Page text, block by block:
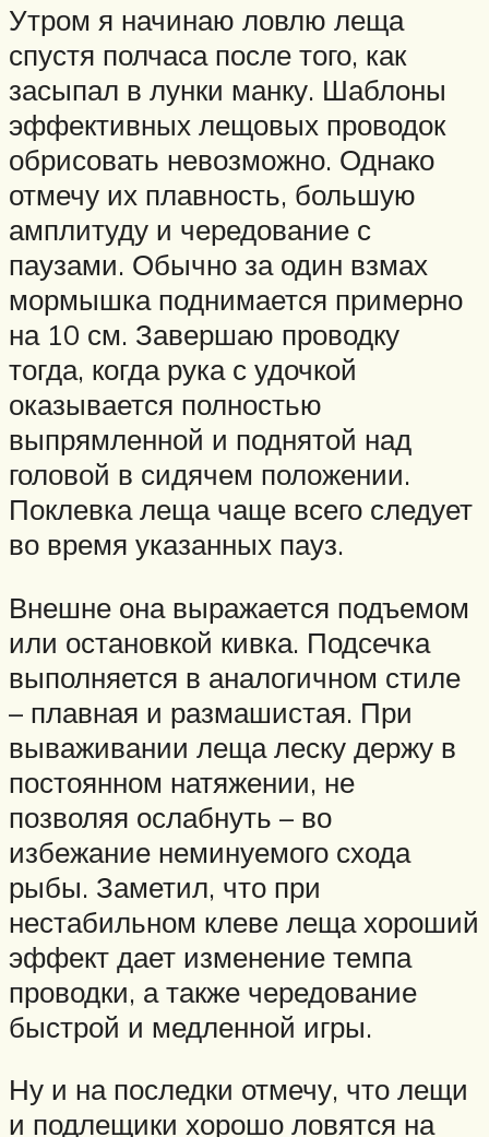
Утром я начинаю ловлю леща
спустя полчаса после того, как
засыпал в лунки манку. Шаблоны
эффективных лещовых проводок
обрисовать невозможно. Однако
отмечу их плавность, большую
амплитуду и чередование с
паузами. Обычно за один взмах
мормышка поднимается примерно
на 10 см. Завершаю проводку
тогда, когда рука с удочкой
оказывается полностью
выпрямленной и поднятой над
головой в сидячем положении.
Поклевка леща чаще всего следует
во время указанных пауз.
Внешне она выражается подъемом
или остановкой кивка. Подсечка
выполняется в аналогичном стиле
– плавная и размашистая. При
вываживании леща леску держу в
постоянном натяжении, не
позволяя ослабнуть – во
избежание неминуемого схода
рыбы. Заметил, что при
нестабильном клеве леща хороший
эффект дает изменение темпа
проводки, а также чередование
быстрой и медленной игры.
Ну и на последки отмечу, что лещи
и подлещики хорошо ловятся на